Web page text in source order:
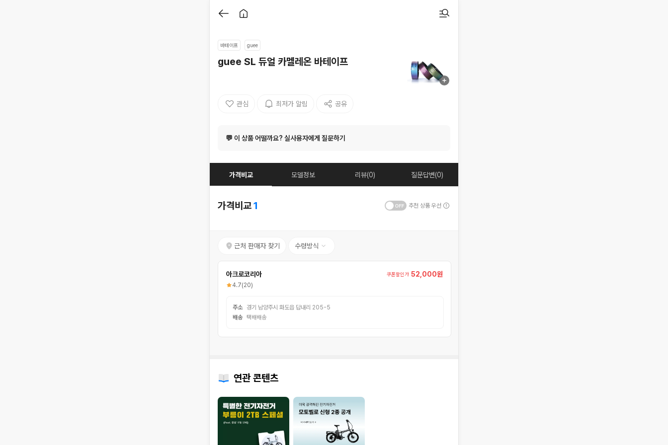
바테이프 guee
guee SL 듀얼 카멜레온 바테이프
관심 최저가 알림 공유
💬 이 상품 어떨까요? 실사용자에게 질문하기
가격비교 모델정보 리뷰(0) 질문답변(0)
가격비교1 추천 상품 우선
근처 판매자 찾기 수령방식
아크로코리아
4.7(20)
쿠폰할인가 52,000원
주소
경기 남양주시 화도읍 답내리 205-5
배송 택배배송
연관 콘텐츠